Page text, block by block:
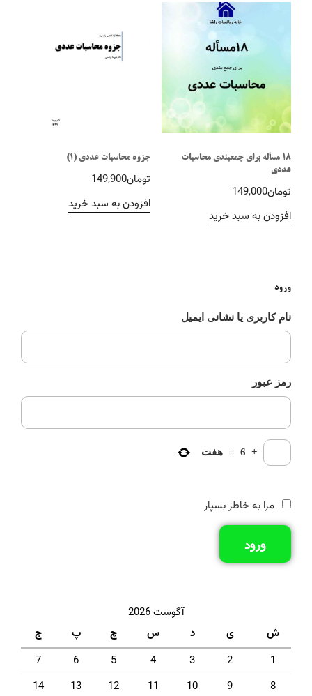
18 مسأله برای جمعبندی محاسبات
عددی
تومان149,000
افزودن به سبد خرید
جزوه محاسبات عددی (1)
تومان149,900
افزودن به سبد خرید
ورود
نام کاربری یا نشانی ایمیل
رمز عبور
+
6
= هفت
مرا به خاطر بسپار
ورود
آگوست 2026
ش
ی د س چ پ
ج
1
2
3
4
5
6
7
8
9
10
11
12
13
14